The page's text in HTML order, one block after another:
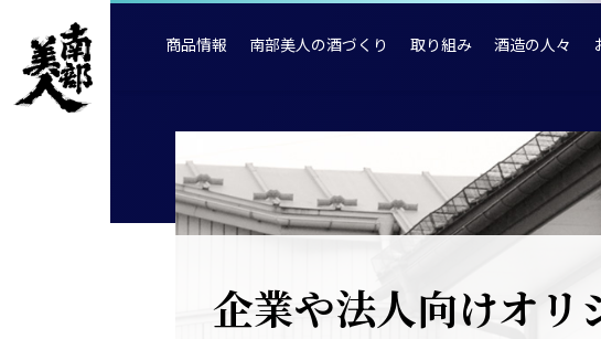
商品情報 南部美人の酒づくり 取り組み 酒造の人々
企業や法人向けオリ